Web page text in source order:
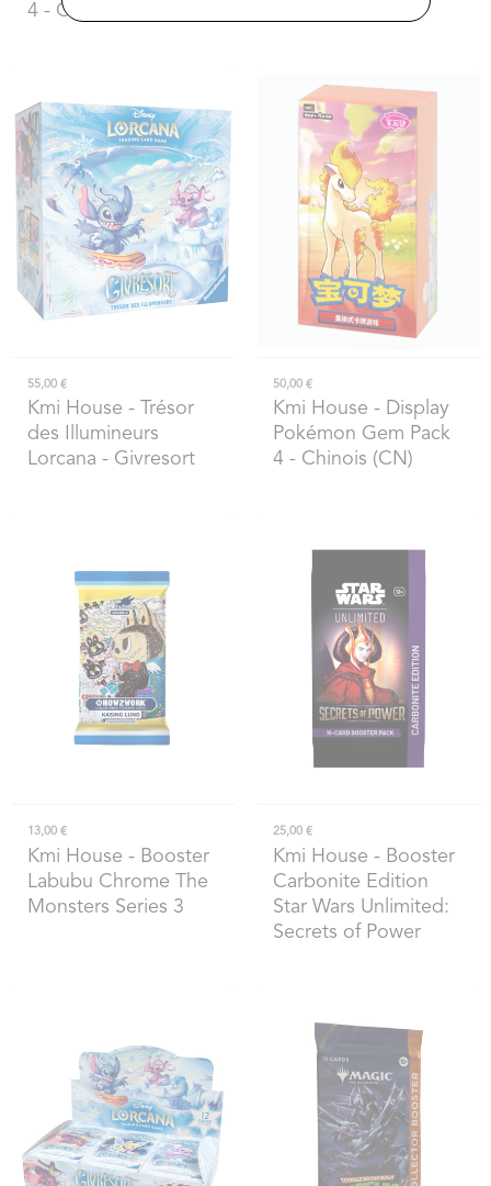
4 - Chinois (CN)
55,00 €
Kmi House - Trésor
des Illumineurs
Lorcana - Givresort
50,00 €
Kmi House - Display
Pokémon Gem Pack
4 - Chinois (CN)
13,00 €
Kmi House - Booster
Labubu Chrome The
Monsters Series 3
25,00 €
Kmi House - Booster
Carbonite Edition
Star Wars Unlimited:
Secrets of Power